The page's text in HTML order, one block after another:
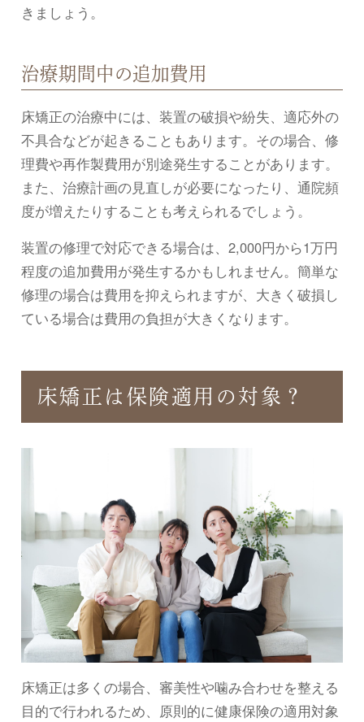
きましょう。
治療期間中の追加費用
床矯正の治療中には、装置の破損や紛失、適応外の
不具合などが起きることもあります。その場合、修
理費や再作製費用が別途発生することがあります。
また、治療計画の見直しが必要になったり、通院頻
度が増えたりすることも考えられるでしょう。
装置の修理で対応できる場合は、2,000円から1万円
程度の追加費用が発生するかもしれません。簡単な
修理の場合は費用を抑えられますが、大きく破損し
ている場合は費用の負担が大きくなります。
床矯正は保険適用の対象？
床矯正は多くの場合、審美性や噛み合わせを整える
目的で行われるため、原則的に健康保険の適用対象